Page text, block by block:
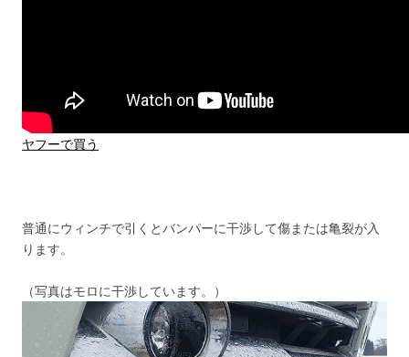
ヤフーで買う
普通にウィンチで引くとバンパーに干渉して傷または亀裂が入
ります。
（写真はモロに干渉しています。）